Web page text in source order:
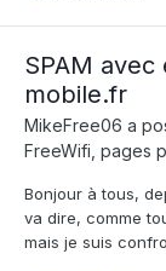
SPAM
mobile.fr
MikeFree06 a
FreeWifi, pages
Bonjour à tous,
va dire, comme
mais je suis